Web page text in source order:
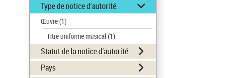
Type de notice d'autorité
Œuvre(1)
Titre uniforme musical(1)
Statut de la notice d’autorité
Pays